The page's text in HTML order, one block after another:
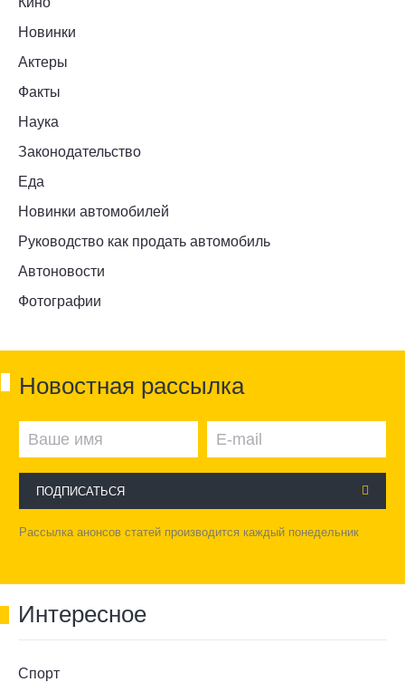
Новинки
Актеры
Факты
Наука
Законодательство
Еда
Новинки автомобилей
Руководство как продать автомобиль
Автоновости
Фотографии
Новостная рассылка
ПОДПИСАТЬСЯ
Рассылка анонсов статей производится каждый понедельник
Интересное
Спорт